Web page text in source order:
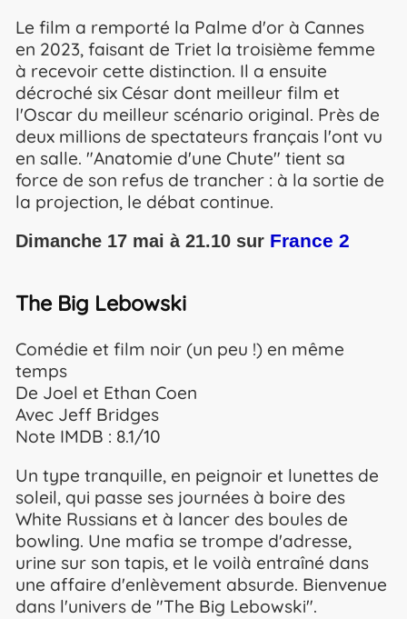
Le film a remporté la Palme d'or à Cannes
en 2023, faisant de Triet la troisième femme
à recevoir cette distinction. Il a ensuite
décroché six César dont meilleur film et
l'Oscar du meilleur scénario original. Près de
deux millions de spectateurs français l'ont vu
en salle. "Anatomie d'une Chute" tient sa
force de son refus de trancher : à la sortie de
la projection, le débat continue.
Dimanche 17 mai à 21.10 sur France 2
The Big Lebowski
Comédie et film noir (un peu !) en même
temps
De Joel et Ethan Coen
Avec Jeff Bridges
Note IMDB : 8.1/10
Un type tranquille, en peignoir et lunettes de
soleil, qui passe ses journées à boire des
White Russians et à lancer des boules de
bowling. Une mafia se trompe d'adresse,
urine sur son tapis, et le voilà entraîné dans
une affaire d'enlèvement absurde. Bienvenue
dans l'univers de "The Big Lebowski".